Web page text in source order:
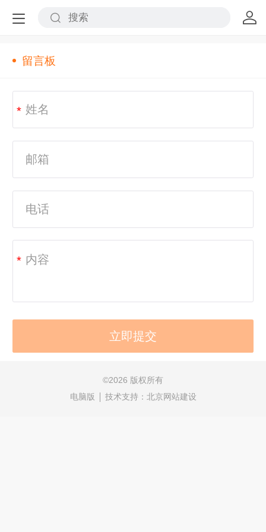
留言板
*
*
©2026 版权所有
电脑版
技术支持： 北京网站建设